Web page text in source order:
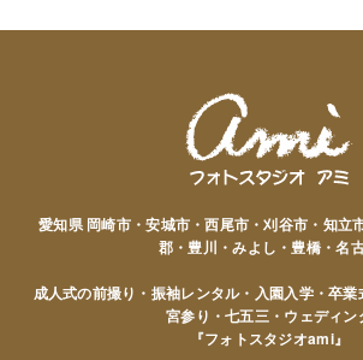
愛知県 岡崎市・安城市・西尾市・刈谷市・知立
郡・豊川・みよし・豊橋・名
成人式の前撮り・振袖レンタル・入園入学・卒
宮参り・七五三・ウェディン
『フォトスタジオami』